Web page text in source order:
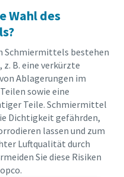
pneumatischen
Wahl des
Schmiermittels bestehen
B. eine verkürzte
Ablagerungen im
sowie eine
Teile. Schmiermittel
Dichtigkeit gefährden,
lassen und zum
Luftqualität durch
Sie diese Risiken